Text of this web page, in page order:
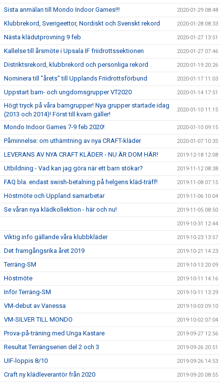
Sista anmälan till Mondo Indoor Games!!! 2020-01-29 08:48
Klubbrekord, Sverigeettor, Nordiskt och Svenskt rekord 2020-01-28 08:33
Nästa klädutprovning 9 feb 2020-01-27 13:51
Kallelse till årsmöte i Upsala IF friidrottssektionen 2020-01-27 07:46
Distriktsrekord, klubbrekord och personliga rekord 2020-01-19 20:26
Nominera till "årets" till Upplands Friidrottsförbund 2020-01-17 11:03
Uppstart barn- och ungdomsgrupper VT2020 2020-01-14 17:51
Högt tryck på våra barngrupper! Nya grupper startade idag
(2013 och 2014)! Först till kvarn gäller!
2020-01-10 11:15
Mondo Indoor Games 7-9 feb 2020! 2020-01-10 09:15
Påminnelse: om uthämtning av nya CRAFT-kläder 2020-01-07 10:35
LEVERANS AV NYA CRAFT KLÄDER - NU ÄR DOM HÄR! 2019-12-18 12:08
Utbildning - Vad kan jag göra när ett barn stökar? 2019-11-12 08:38
FAQ bla. endast swish-betalning på helgens kläd-träff! 2019-11-08 07:15
Höstmöte och Uppland samarbetar 2019-11-06 10:04
Se våran nya klädkollektion - här och nu! 2019-11-05 08:50
2019-10-31 12:44
Viktig info gällande våra klubbkläder 2019-10-23 13:57
Det framgångsrika året 2019 2019-10-21 14:23
Terräng-SM 2019-10-13 20:09
Höstmöte 2019-10-11 14:16
Inför Terräng-SM 2019-10-11 13:29
VM-debut av Vanessa 2019-10-03 09:10
VM-SILVER TILL MONDO 2019-10-02 07:04
Prova-på-träning med Unga Kastare 2019-09-27 12:56
Resultat Terrängserien del 2 och 3 2019-09-26 20:51
UIF-loppis 8/10 2019-09-26 14:53
Craft ny klädleverantör från 2020 2019-09-20 08:55